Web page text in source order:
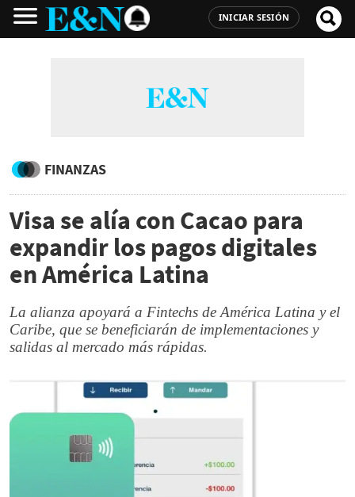
INICIAR SESIÓN
FINANZAS
Visa se alía con Cacao para
expandir los pagos digitales
en América Latina
La alianza apoyará a Fintechs de América Latina y el
Caribe, que se beneficiarán de implementaciones y
salidas al mercado más rápidas.